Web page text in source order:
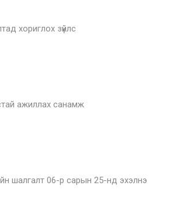
хориглох зүйлс
ажиллах санамж
шалгалт 06-р сарын 25-нд эхэлнэ